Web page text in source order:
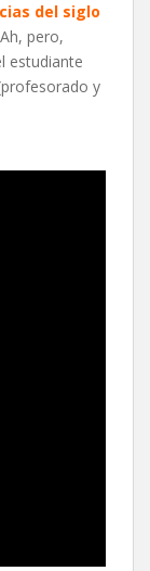
del siglo
Ah, pero,
estudiante
y